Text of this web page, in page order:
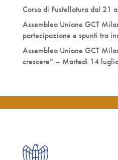
Corso di Fustellatura dal 21
Assemblea Unione GCT
partecipazione e spunti tra
Assemblea Unione GCT
crescere” – Martedì 14